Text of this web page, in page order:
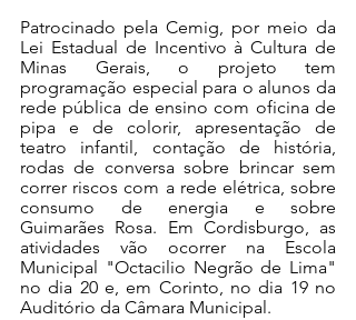
Patrocinado pela Cemig, por meio da
Lei Estadual de Incentivo à Cultura de
Minas Gerais, o projeto tem
programação especial para o alunos da
rede pública de ensino com oficina de
pipa e de colorir, apresentação de
teatro infantil, contação de história,
rodas de conversa sobre brincar sem
correr riscos com a rede elétrica, sobre
consumo de energia e sobre
Guimarães Rosa. Em Cordisburgo, as
atividades vão ocorrer na Escola
Municipal "Octacilio Negrão de Lima"
no dia 20 e, em Corinto, no dia 19 no
Auditório da Câmara Municipal.